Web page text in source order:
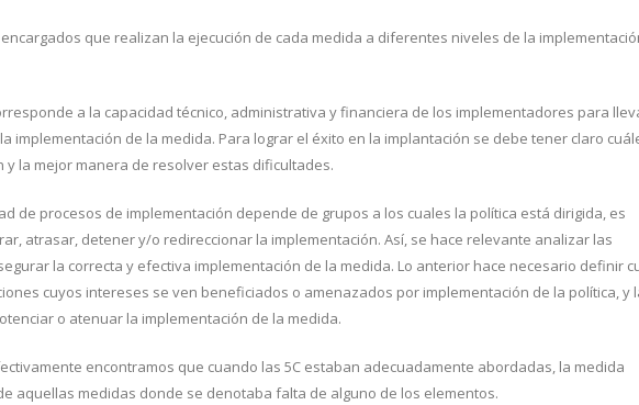
que realizan la ejecución de cada medida a diferentes niveles de la
a la capacidad técnico, administrativa y financiera de los implementadores para
implementación de la medida. Para lograr el éxito en la implantación se debe tener claro
la mejor manera de resolver estas dificultades.
de procesos de implementación depende de grupos a los cuales la política está dirigida, es
atrasar, detener y/o redireccionar la implementación. Así, se hace relevante analizar las
la correcta y efectiva implementación de la medida. Lo anterior hace necesario definir
cuyos intereses se ven beneficiados o amenazados por implementación de la política, y
o atenuar la implementación de la medida.
encontramos que cuando las 5C estaban adecuadamente abordadas, la medida
aquellas medidas donde se denotaba falta de alguno de los elementos.